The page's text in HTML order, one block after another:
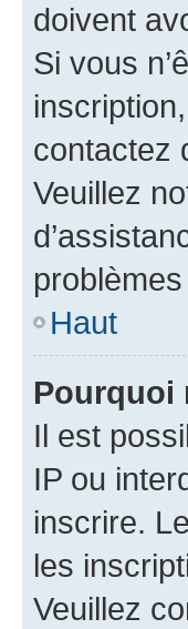
doivent
Si vous
contactez
Veuillez
Haut
Pourquoi
Il est
IP ou
inscrire.
les
Veuillez